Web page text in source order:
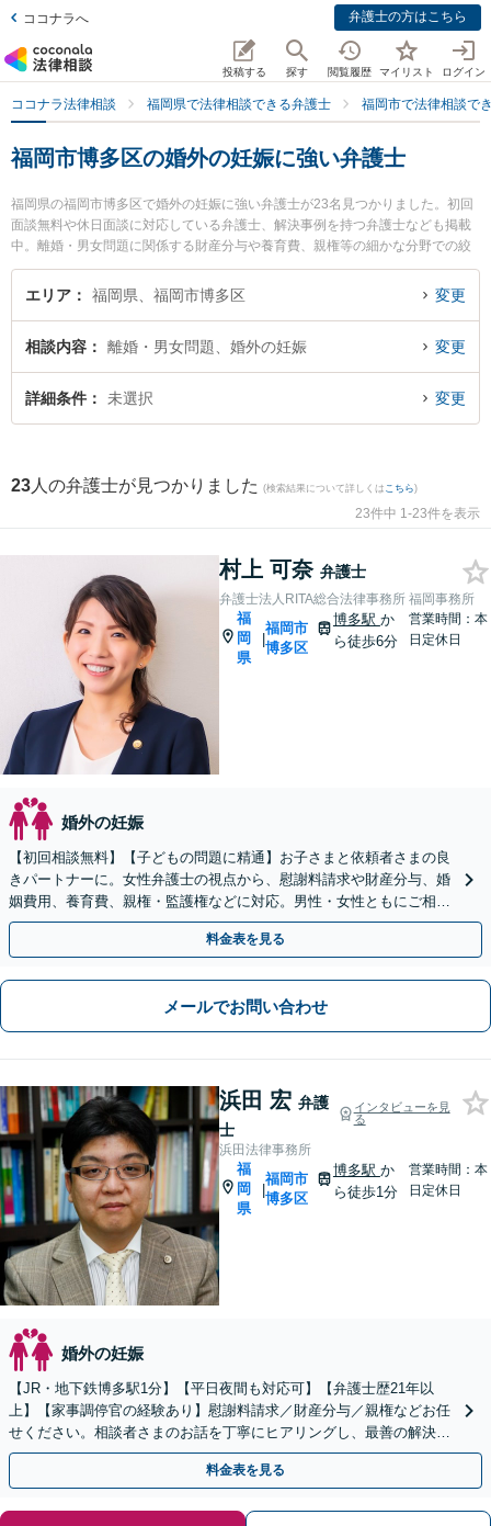
ココナラへ 弁護士の方はこちら
投稿する 探す 閲覧履歴 マイリスト ログイン
ココナラ法律相談 福岡県で法律相談できる弁護士 福岡市で法律相談で
福岡市博多区の婚外の妊娠に強い弁護士
福岡県の福岡市博多区で婚外の妊娠に強い弁護士が23名見つかりました。初回
面談無料や休日面談に対応している弁護士、解決事例を持つ弁護士なども掲載
中。離婚・男女問題に関係する財産分与や養育費、親権等の細かな分野での絞
り込み検索もでき便利です。特に弁護士法人RITA総合法律事務所 福岡事務所の
村上 可奈弁護士や浜田法律事務所の浜田 宏弁護士、かしわ総合法律事務所の柏
士に相談したい』『婚外の妊娠のトラブル解決の実績豊富な近くの弁護士を検
索したい』『初回相談無料で婚外の妊娠を法律相談できる福岡市博多区内の弁
護士に相談予約したい』などでお困りの相談者さんにおすすめです。
エリア 福岡県、福岡市博多区 変更
相談内容 離婚・男女問題、婚外の妊娠 変更
詳細条件 未選択 変更
23 人の弁護士が見つかりました (検索結果について詳しくは こちら)
23件中 1-23件を表示
村上 可奈 弁護士
弁護士法人RITA総合法律事務所 福岡事務所
福
岡
県
|
福岡市
博多区
博多駅 か
ら徒歩6分
営業時間：本
日定休日
婚外の妊娠
【初回相談無料】【子どもの問題に精通】お子さまと依頼者さまの良
きパートナーに。女性弁護士の視点から、慰謝料請求や財産分与、婚
姻費用、養育費、親権・監護権などに対応。男性・女性ともにご相談
を！【子連れ相談可】【博多駅6分】
料金表を見る
メールでお問い合わせ
浜田 宏 弁護
士
インタビューを見
る
浜田法律事務所
福
岡
県
|
福岡市
博多区
博多駅 か
ら徒歩1分
営業時間：本
日定休日
婚外の妊娠
【JR・地下鉄博多駅1分】【平日夜間も対応可】【弁護士歴21年以
上】【家事調停官の経験あり】慰謝料請求／財産分与／親権などお任
せください。相談者さまのお話を丁寧にヒアリングし、最善の解決策
をご提案いたします
料金表を見る